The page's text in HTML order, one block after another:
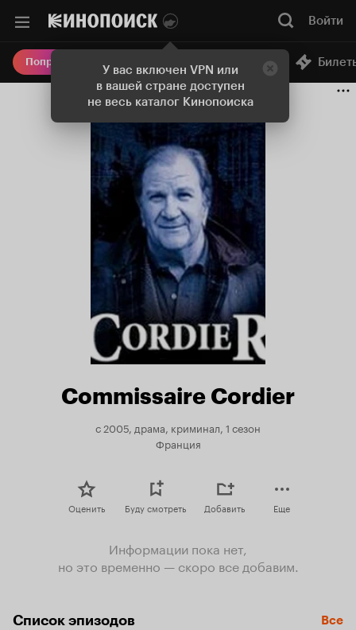
У вас включен VPN или
в вашей стране доступен
не весь каталог Кинопоиска
Войти
Попробовать Плюс Онлайн-кинотеатр
Commissaire Cordier
с 2005, драма, криминал, 1 сезон
Франция
Оценить Буду смотреть Добавить Еще
Информации пока нет,
но это временно — скоро все добавим.
Список эпизодов Все